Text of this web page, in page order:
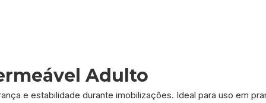
Adulto
e estabilidade durante imobilizações. Ideal para uso em